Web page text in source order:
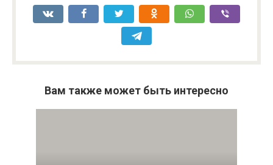
Вам также может быть интересно